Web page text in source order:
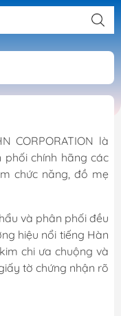
CORPORATION là
chính hãng các
chức năng, đồ mẹ
và phân phối đều
hiệu nổi tiếng Hàn
chi ưa chuộng và
tờ chứng nhận rõ